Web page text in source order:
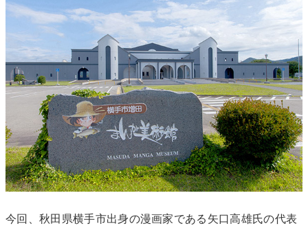
今回、秋田県横手市出身の漫画家である矢口高雄氏の代表